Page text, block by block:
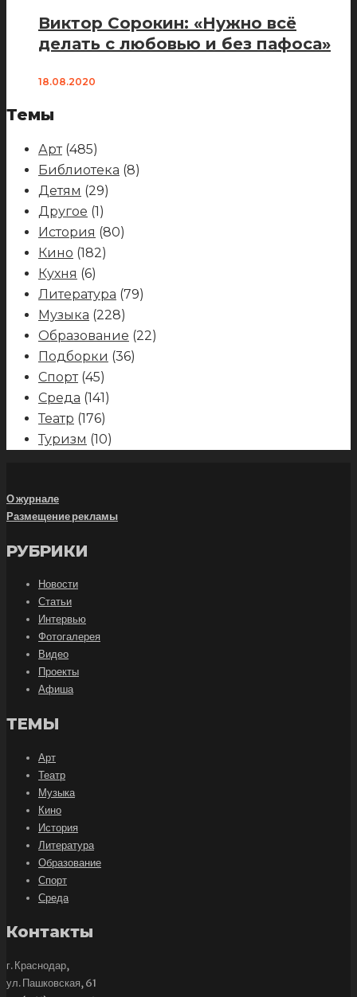
Виктор Сорокин: «Нужно всё
делать с любовью и без пафоса»
18.08.2020
Темы
Арт(485)
Библиотека (8)
Детям (29)
Другое (1)
История (80)
Кино (182)
Кухня (6)
Литература (79)
Музыка (228)
Образование (22)
Подборки (36)
Спорт(45)
Среда (141)
Театр (176)
Туризм (10)
О журнале
Размещение рекламы
РУБРИКИ
Новости
Статьи
Интервью
Фотогалерея
Видео
Проекты
Афиша
ТЕМЫ
Арт
Театр
Музыка
Кино
История
Литература
Образование
Спорт
Среда
Контакты
г. Краснодар,
ул. Пашковская, 61